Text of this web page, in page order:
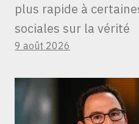
plus rapide à
sociales sur la vérité
9 août 2026